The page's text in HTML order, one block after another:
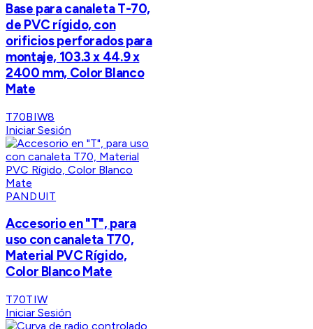
Base para canaleta T-70,
de PVC rígido, con
orificios perforados para
montaje, 103.3 x 44.9 x
2400 mm, Color Blanco
Mate
T70BIW8
Iniciar Sesión
PANDUIT
Accesorio en "T", para
uso con canaleta T70,
Material PVC Rígido,
Color Blanco Mate
T70TIW
Iniciar Sesión